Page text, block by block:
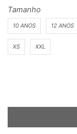
Tamanho
10 ANOS 12 ANOS
XS XXL